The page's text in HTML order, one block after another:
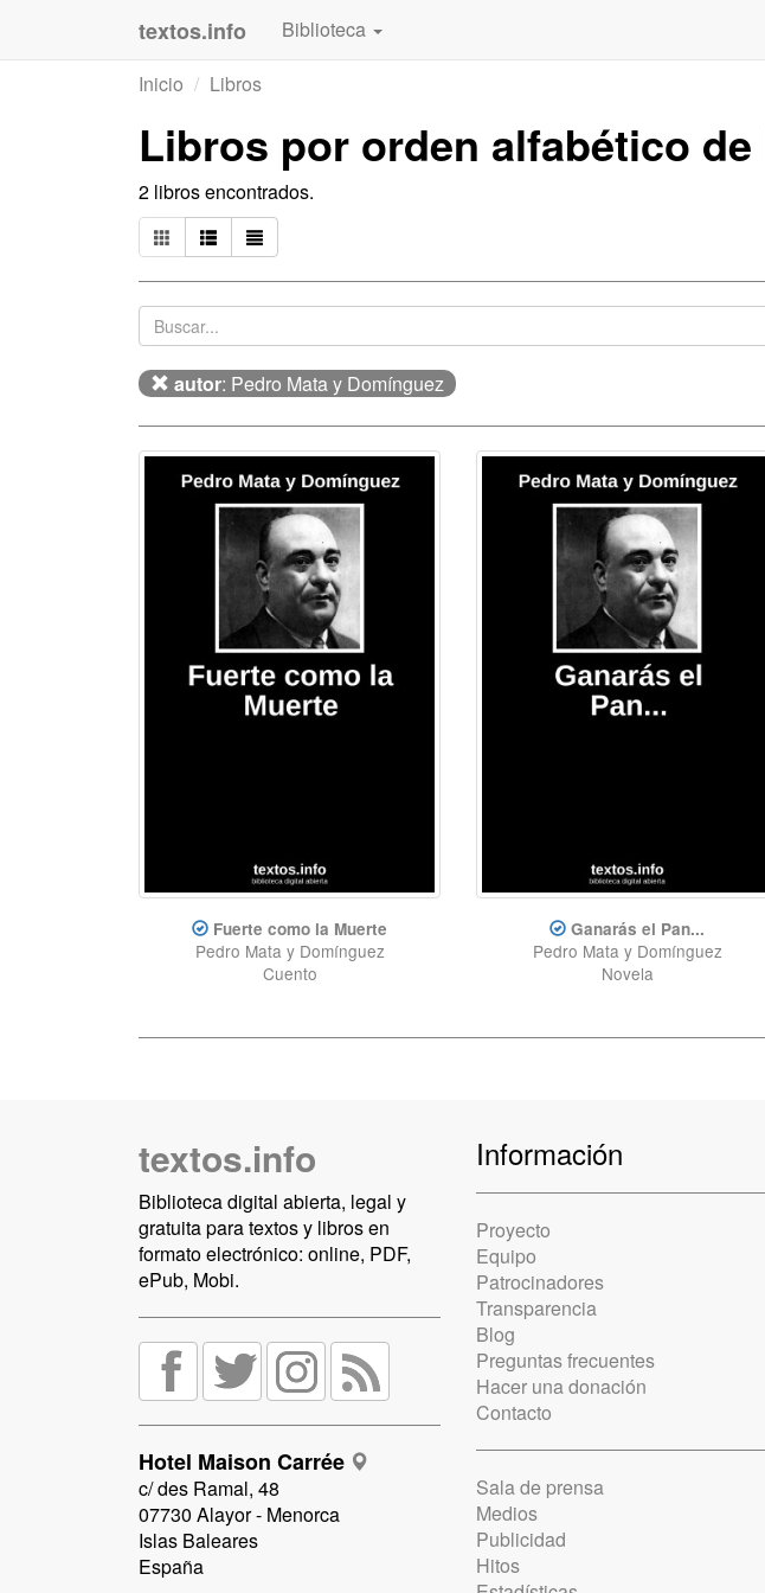
textos.info Biblioteca
Inicio
Libros
Libros por orden alfabético de
2 libros encontrados.
autor: Pedro Mata y Domínguez
Fuerte como la Muerte
Pedro Mata y Domínguez
Cuento
Ganarás el Pan...
Pedro Mata y Domínguez
Novela
textos.info
Biblioteca digital abierta, legal y
gratuita para textos y libros en
formato electrónico: online, PDF,
ePub, Mobi.
Hotel Maison Carrée
c/ des Ramal, 48
07730 Alayor - Menorca
Islas Baleares
España
Información
Proyecto
Equipo
Patrocinadores
Transparencia
Blog
Preguntas frecuentes
Hacer una donación
Contacto
Sala de prensa
Medios
Publicidad
Hitos